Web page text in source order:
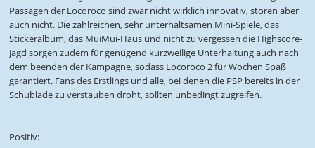
Passagen der Locoroco sind zwar nicht wirklich innovativ, stören aber
auch nicht. Die zahlreichen, sehr unterhaltsamen Mini-Spiele, das
Stickeralbum, das MuiMui-Haus und nicht zu vergessen die Highscore-
Jagd sorgen zudem für genügend kurzweilige Unterhaltung auch nach
dem beenden der Kampagne, sodass Locoroco 2 für Wochen Spaß
garantiert. Fans des Erstlings und alle, bei denen die PSP bereits in der
Schublade zu verstauben droht, sollten unbedingt zugreifen.
Positiv: